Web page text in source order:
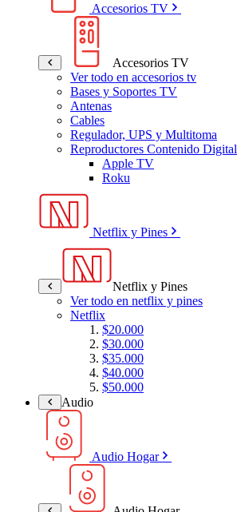
Accesorios TV
Accesorios TV
Ver todo en accesorios tv
Bases y Soportes TV
Antenas
Cables
Regulador, UPS y Multitoma
Reproductores Contenido Digital
Apple TV
Roku
Netflix y Pines
Netflix y Pines
Ver todo en netflix y pines
Netflix
$20.000
$30.000
$35.000
$40.000
$50.000
Audio
Audio Hogar